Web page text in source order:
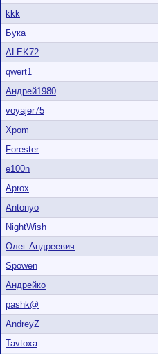
kkk
Бука
ALEK72
qwert1
Андрей1980
voyajer75
Xpom
Forester
e100n
Aprox
Antonyo
NightWish
Олег Андреевич
Spowen
Андрейко
pashk@
AndreyZ
Tavtoxa